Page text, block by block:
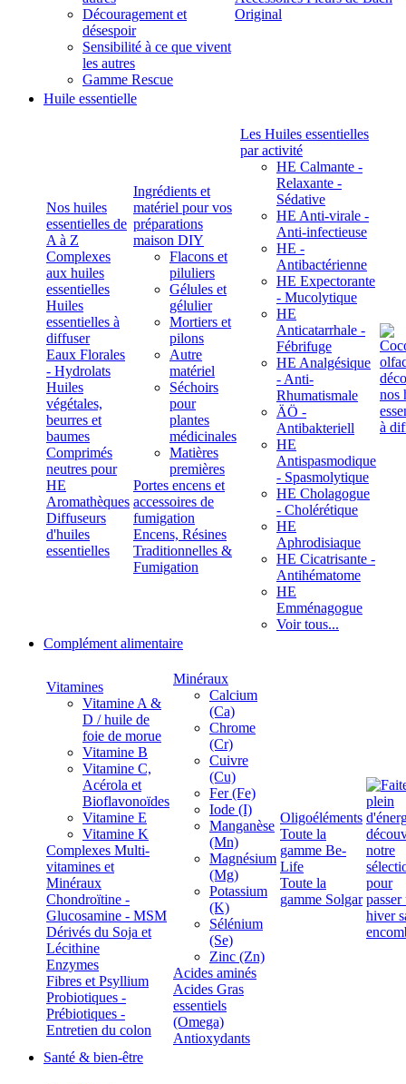
Découragement et
désespoir
Sensibilité à ce que vivent
les autres
Gamme Rescue
Original
Huile essentielle
Nos huiles
essentielles de
A à Z
Complexes
aux huiles
essentielles
Huiles
essentielles à
diffuser
Eaux Florales
- Hydrolats
Huiles
végétales,
beurres et
baumes
Comprimés
neutres pour
HE
Aromathèques
Diffuseurs
d'huiles
essentielles
Ingrédients et
matériel pour vos
préparations
maison DIY
Flacons et
piluliers
Gélules et
gélulier
Mortiers et
pilons
Autre
matériel
Séchoirs
pour
plantes
médicinales
Matières
premières
Portes encens et
accessoires de
fumigation
Encens, Résines
Traditionnelles &
Fumigation
Les Huiles essentielles
par activité
HE Calmante -
Relaxante -
Sédative
HE Anti-virale -
Anti-infectieuse
HE -
Antibactérienne
HE Expectorante
- Mucolytique
HE
Anticatarrhale -
Fébrifuge
HE Analgésique
- Anti-
Rhumatismale
ÄÖ -
Antibakteriell
HE
Antispasmodique
- Spasmolytique
HE Cholagogue
- Cholérétique
HE
Aphrodisiaque
HE Cicatrisante -
Antihématome
HE
Emménagogue
Voir tous...
Complément alimentaire
Vitamines
Vitamine A &
D / huile de
foie de morue
Vitamine B
Vitamine C,
Acérola et
Bioflavonoïdes
Vitamine E
Vitamine K
Complexes Multi-
vitamines et
Minéraux
Chondroïtine -
Glucosamine - MSM
Dérivés du Soja et
Lécithine
Enzymes
Fibres et Psyllium
Probiotiques -
Prébiotiques -
Entretien du colon
Minéraux
Calcium
(Ca)
Chrome
(Cr)
Cuivre
(Cu)
Fer (Fe)
Iode (I)
Manganèse
(Mn)
Magnésium
(Mg)
Potassium
(K)
Sélénium
(Se)
Zinc (Zn)
Acides aminés
Acides Gras
essentiels
(Omega)
Antioxydants
Oligoéléments
Toute la
gamme Be-
Life
Toute la
gamme Solgar
Santé & bien-être